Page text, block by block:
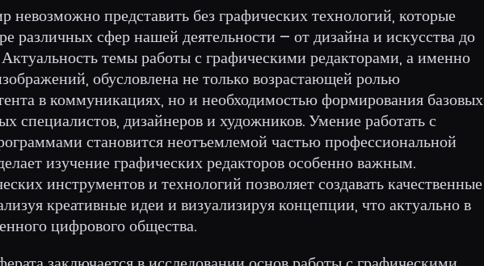
представить без графических технологий, которые
различных сфер нашей деятельности – от дизайна и искусства до
темы работы с графическими редакторами, а именно
обусловлена не только возрастающей ролью
в коммуникациях, но и необходимостью формирования базовых
специалистов, дизайнеров и художников. Умение работать с
становится неотъемлемой частью профессиональной
изучение графических редакторов особенно важным.
инструментов и технологий позволяет создавать качественные
креативные идеи и визуализируя концепции, что актуально в
цифрового общества.